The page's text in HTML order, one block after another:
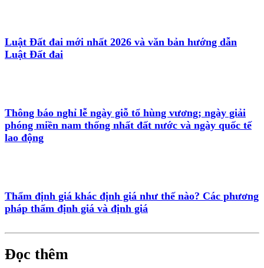
Luật Đất đai mới nhất 2026 và văn bản hướng dẫn
Luật Đất đai
Thông báo nghỉ lễ ngày giỗ tổ hùng vương; ngày giải
phóng miền nam thống nhất đất nước và ngày quốc tế
lao động
Thẩm định giá khác định giá như thế nào? Các phương
pháp thẩm định giá và định giá
Đọc thêm